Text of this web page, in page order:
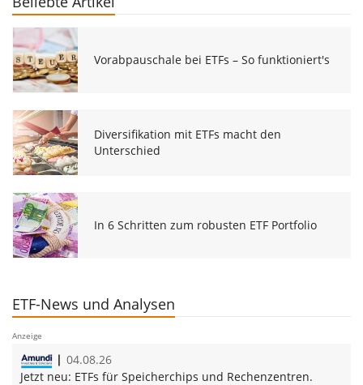
Vorabpauschale bei ETFs – So funktioniert's
Diversifikation mit ETFs macht den
Unterschied
In 6 Schritten zum robusten ETF Portfolio
ETF-News und Analysen
Anzeige
04.08.26
Jetzt neu: ETFs für Speicherchips und Rechenzentren.